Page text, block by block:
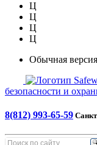
Ц
Ц
Ц
Ц
Обычная
безопасности и
8(812) 993-65-59